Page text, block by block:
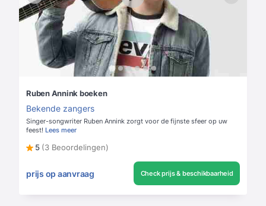
Ruben Annink boeken
Bekende zangers
Singer-songwriter Ruben Annink zorgt voor de fijnste sfeer op uw
feest! Lees meer
5 (3 Beoordelingen)
prijs op aanvraag Check prijs & beschikbaarheid